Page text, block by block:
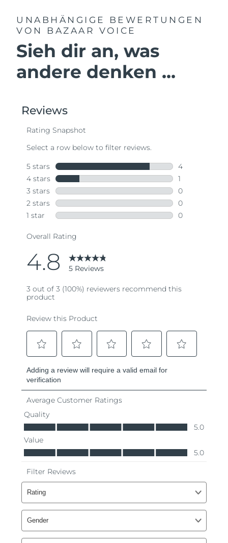
UNABHÄNGIGE BEWERTUNGEN
VON BAZAAR VOICE
Sieh dir an, was
andere denken ...